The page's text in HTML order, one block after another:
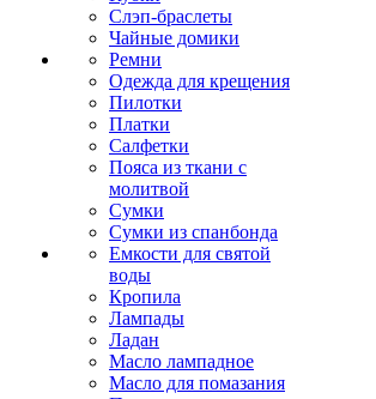
Слэп-браслеты
Чайные домики
Ремни
Одежда для крещения
Пилотки
Платки
Салфетки
Пояса из ткани с
молитвой
Сумки
Сумки из спанбонда
Емкости для святой
воды
Кропила
Лампады
Ладан
Масло лампадное
Масло для помазания